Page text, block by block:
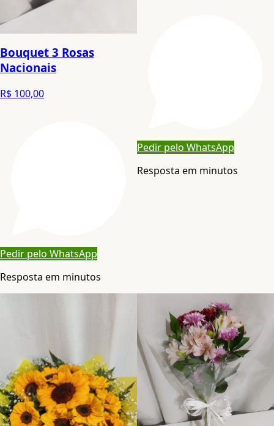
Bouquet 3 Rosas
Nacionais
R$ 100,00
Pedir pelo WhatsApp
Resposta em minutos
Pedir pelo WhatsApp
Resposta em minutos